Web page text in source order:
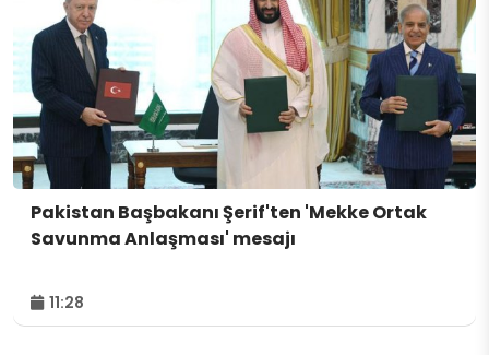
Pakistan Başbakanı Şerif'ten 'Mekke Ortak
Savunma Anlaşması' mesajı
11:28